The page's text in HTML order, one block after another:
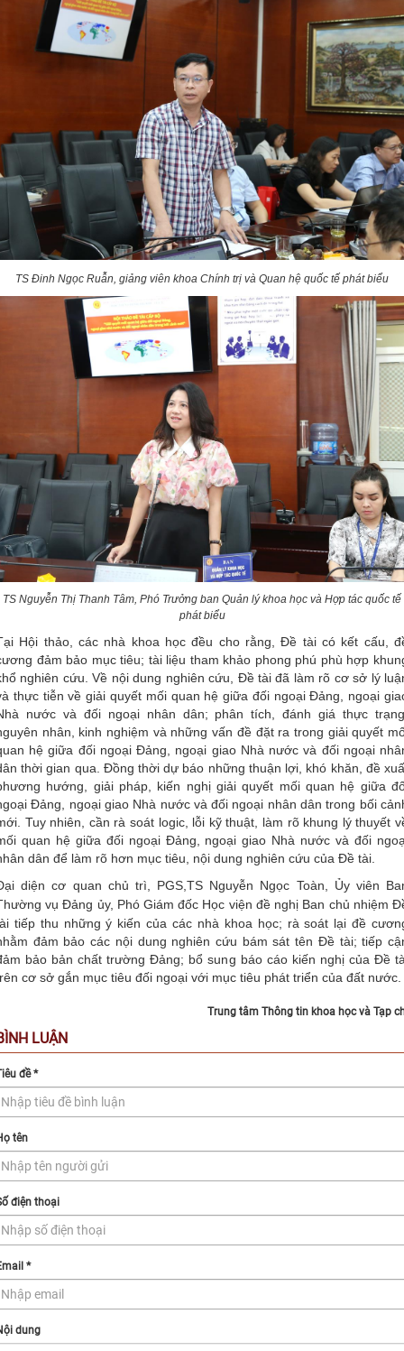
TS Đinh Ngọc Ruẫn, giảng viên khoa Chính trị và Quan hệ quốc tế phát biểu
TS Nguyễn Thị Thanh Tâm, Phó Trưởng ban Quản lý khoa học và Hợp tác quốc tế
phát biểu
Hội thảo, các nhà khoa học đều cho rằng, Đề tài có kết cấu,
đảm bảo mục tiêu; tài liệu tham khảo phong phú phù hợp
nghiên cứu. Về nội dung nghiên cứu, Đề tài đã làm rõ cơ sở lý
thực tiễn về giải quyết mối quan hệ giữa đối ngoại Đảng, ngoại
nước và đối ngoại nhân dân; phân tích, đánh giá thực
nhân, kinh nghiệm và những vấn đề đặt ra trong giải quyết
hệ giữa đối ngoại Đảng, ngoại giao Nhà nước và đối ngoại
thời gian qua. Đồng thời dự báo những thuận lợi, khó khăn, đề
hướng, giải pháp, kiến nghị giải quyết mối quan hệ giữa
Đảng, ngoại giao Nhà nước và đối ngoại nhân dân trong bối
Tuy nhiên, cần rà soát logic, lỗi kỹ thuật, làm rõ khung lý thuyết
quan hệ giữa đối ngoại Đảng, ngoại giao Nhà nước và đối
dân để làm rõ hơn mục tiêu, nội dung nghiên cứu của Đề tài.
diện cơ quan chủ trì, PGS,TS Nguyễn Ngọc Toàn, Ủy viên
vụ Đảng ủy, Phó Giám đốc Học viện đề nghị Ban chủ nhiệm
tiếp thu những ý kiến của các nhà khoa học; rà soát lại đề
đảm bảo các nội dung nghiên cứu bám sát tên Đề tài; tiếp
bảo bản chất trường Đảng; bổ sung báo cáo kiến nghị của Đề
cơ sở gắn mục tiêu đối ngoại với mục tiêu phát triển của đất nước.
Trung tâm Thông tin khoa học và Tạp
LUẬN
đề*
tên
điện thoại
*
dung